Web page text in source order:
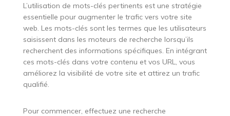
L’utilisation de mots-clés pertinents est une stratégie
essentielle pour augmenter le trafic vers votre site
web. Les mots-clés sont les termes que les utilisateurs
saisissent dans les moteurs de recherche lorsqu’ils
recherchent des informations spécifiques. En intégrant
ces mots-clés dans votre contenu et vos URL, vous
améliorez la visibilité de votre site et attirez un trafic
qualifié.
Pour commencer, effectuez une recherche